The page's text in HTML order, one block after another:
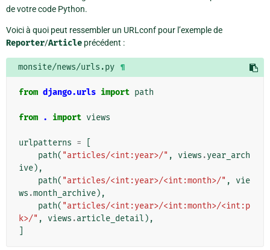
de votre code Python.
Voici à quoi peut ressembler un URLconf pour l’exemple de
Reporter/Article précédent :
monsite/news/urls.py ¶
from django.urls import path
from . import views
urlpatterns =
path( "articles/<int:year>/" , views .year_arch
ive),
path( "articles/<int:year>/<int:month>/" ,
vie
ws .month_archive),
path( "articles/<int:year>/<int:month>/<int:p
k>/" , views .article_detail ),